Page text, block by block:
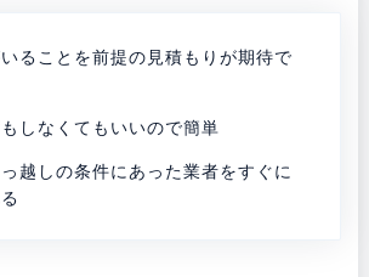
ることを前提の見積もりが期待で
しなくてもいいので簡単
越しの条件にあった業者をすぐに